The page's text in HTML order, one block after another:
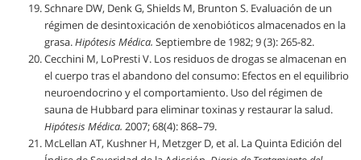
Schnare DW, Denk G, Shields M, Brunton S. Evaluación de un
régimen de desintoxicación de xenobióticos almacenados en la
grasa.Hipótesis Médica. Septiembre de 1982; 9 (3): 265-82.
Cecchini M, LoPresti V. Los residuos de drogas se almacenan en
el cuerpo tras el abandono del consumo: Efectos en el equilibrio
neuroendocrino y el comportamiento. Uso del régimen de
sauna de Hubbard para eliminar toxinas y restaurar la salud.
Hipótesis Médica. 2007; 68(4): 868–79.
McLellan AT, Kushner H, Metzger D, et al. La Quinta Edición del